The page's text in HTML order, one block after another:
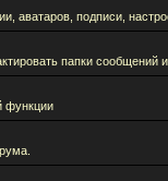
аватаров, подписи,
папки сообщений
функции